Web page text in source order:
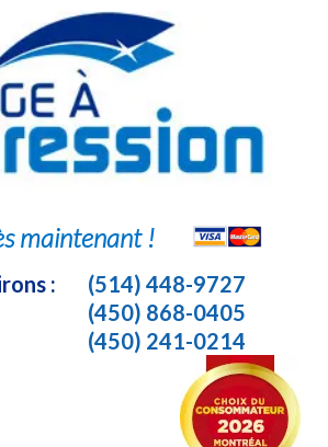
maintenant !
:
(514) 448-9727
(450) 868-0405
(450) 241-0214